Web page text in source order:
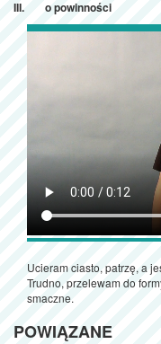
o powinności
Ucieram ciasto, patrzę, a
Trudno, przelewam do
smaczne.
POWIĄZANE